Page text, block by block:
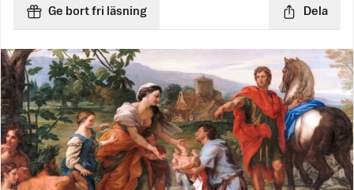
Ge bort fri läsning Dela